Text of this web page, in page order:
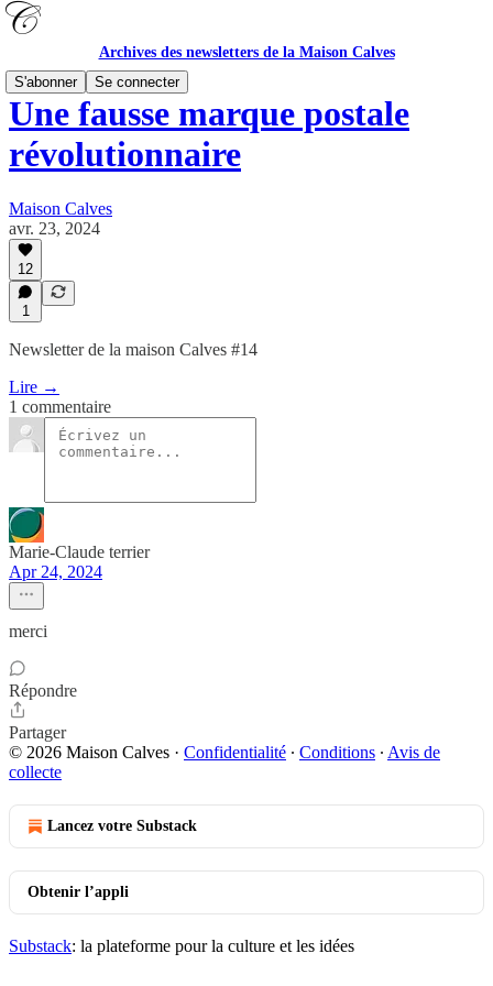
Archives des newsletters de la Maison Calves
S'abonner
Se connecter
Une fausse marque postale
révolutionnaire
Maison Calves
avr. 23, 2024
12
1
Newsletter de la maison Calves #14
Lire →
1 commentaire
Marie-Claude terrier
Apr 24, 2024
merci
Répondre
Partager
© 2026 Maison Calves · Confidentialité ∙ Conditions ∙ Avis de
collecte
Lancez votre Substack
Obtenir l’appli
Substack: la plateforme pour la culture et les idées